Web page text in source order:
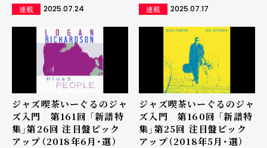
連載 2025.07.24 連載 2025.07.17
ジャズ喫茶いーぐるのジャ
ズ入門 第161回 「新譜特
集」第26回 注目盤ピック
アップ（2018年6月・選）
ジャズ喫茶いーぐるのジャ
ズ入門 第160回 「新譜特
集」第25回 注目盤ピック
アップ（2018年5月・選）